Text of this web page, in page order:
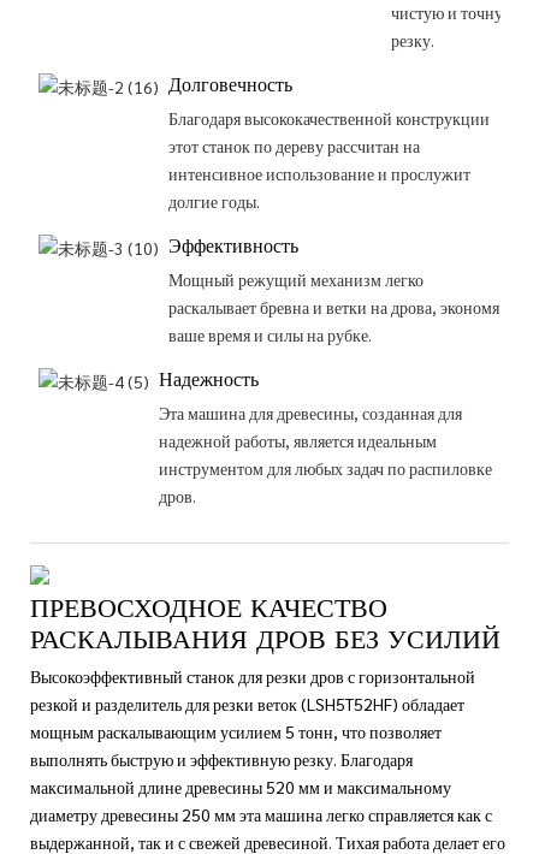
чистую и точную
резку.
Долговечность
Благодаря высококачественной конструкции
этот станок по дереву рассчитан на
интенсивное использование и прослужит
долгие годы.
Эффективность
Мощный режущий механизм легко
раскалывает бревна и ветки на дрова, экономя
ваше время и силы на рубке.
Надежность
Эта машина для древесины, созданная для
надежной работы, является идеальным
инструментом для любых задач по распиловке
дров.
ПРЕВОСХОДНОЕ КАЧЕСТВО
РАСКАЛЫВАНИЯ ДРОВ БЕЗ УСИЛИЙ
Высокоэффективный станок для резки дров с горизонтальной
резкой и разделитель для резки веток (LSH5T52HF) обладает
мощным раскалывающим усилием 5 тонн, что позволяет
выполнять быструю и эффективную резку. Благодаря
максимальной длине древесины 520 мм и максимальному
диаметру древесины 250 мм эта машина легко справляется как с
выдержанной, так и с свежей древесиной. Тихая работа делает его